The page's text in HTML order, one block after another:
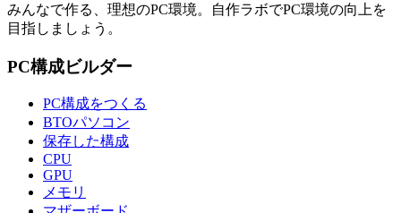
みんなで作る、理想のPC環境。 自作ラボでPC環境の向上を
目指しましょう。
PC構成ビルダー
PC構成をつくる
BTOパソコン
保存した構成
CPU
GPU
メモリ